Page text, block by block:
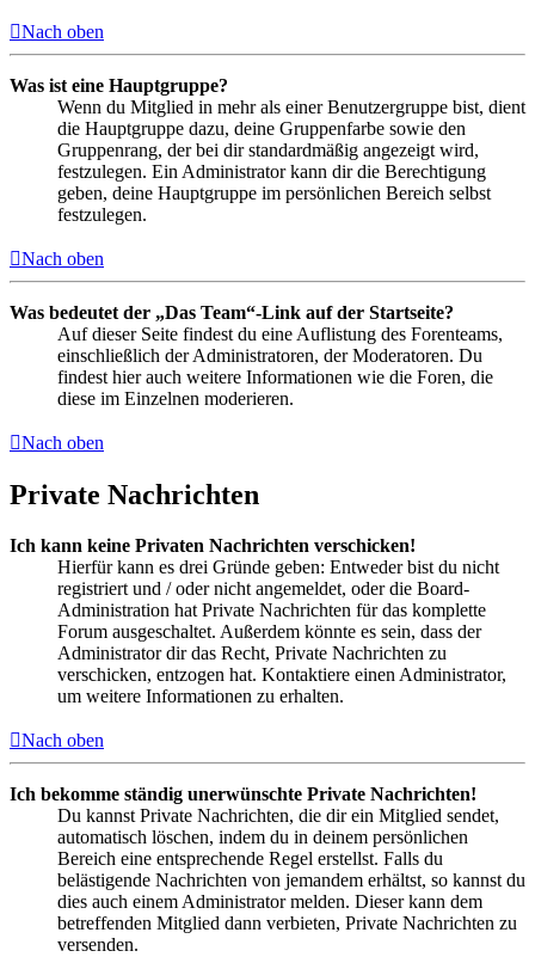
Nach oben
Was ist eine Hauptgruppe?
Wenn du Mitglied in mehr als einer Benutzergruppe bist, dient
die Hauptgruppe dazu, deine Gruppenfarbe sowie den
Gruppenrang, der bei dir standardmäßig angezeigt wird,
festzulegen. Ein Administrator kann dir die Berechtigung
geben, deine Hauptgruppe im persönlichen Bereich selbst
festzulegen.
Nach oben
Was bedeutet der „Das Team“-Link auf der Startseite?
Auf dieser Seite findest du eine Auflistung des Forenteams,
einschließlich der Administratoren, der Moderatoren. Du
findest hier auch weitere Informationen wie die Foren, die
diese im Einzelnen moderieren.
Nach oben
Private Nachrichten
Ich kann keine Privaten Nachrichten verschicken!
Hierfür kann es drei Gründe geben: Entweder bist du nicht
registriert und / oder nicht angemeldet, oder die Board-
Administration hat Private Nachrichten für das komplette
Forum ausgeschaltet. Außerdem könnte es sein, dass der
Administrator dir das Recht, Private Nachrichten zu
verschicken, entzogen hat. Kontaktiere einen Administrator,
um weitere Informationen zu erhalten.
Nach oben
Ich bekomme ständig unerwünschte Private Nachrichten!
Du kannst Private Nachrichten, die dir ein Mitglied sendet,
automatisch löschen, indem du in deinem persönlichen
Bereich eine entsprechende Regel erstellst. Falls du
belästigende Nachrichten von jemandem erhältst, so kannst du
dies auch einem Administrator melden. Dieser kann dem
betreffenden Mitglied dann verbieten, Private Nachrichten zu
versenden.